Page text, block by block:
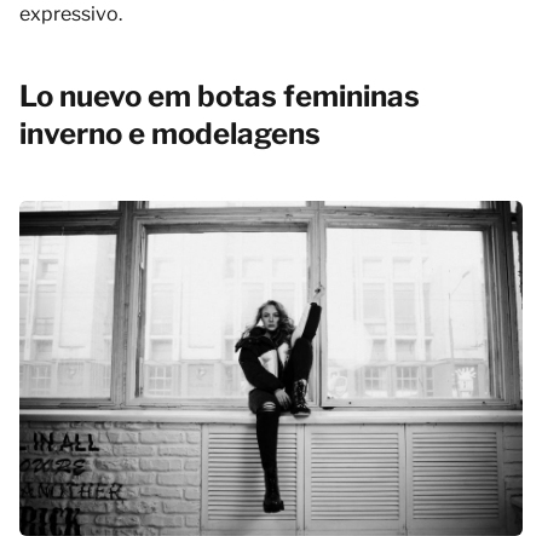
expressivo.
Lo nuevo em botas femininas
inverno e modelagens